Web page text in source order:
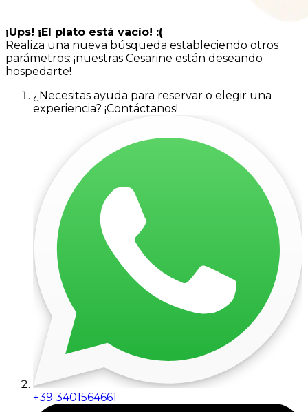
¡Ups! ¡El plato está vacío! :(
Realiza una nueva búsqueda estableciendo otros
parámetros: ¡nuestras Cesarine están deseando
hospedarte!
¿Necesitas ayuda para reservar o elegir una
experiencia? ¡Contáctanos!
+39 3401564661